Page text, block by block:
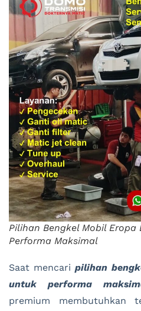
Pilihan Bengkel Mobil Eropa
Performa Maksimal
Saat mencari pilihan
untuk performa
premium membutuhkan